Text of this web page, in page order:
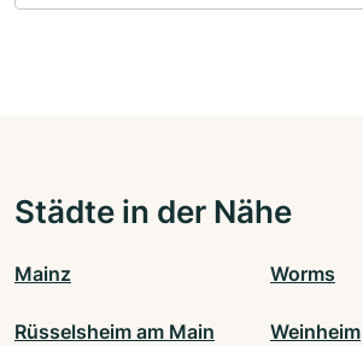
Städte in der Nähe
Mainz Worms
Rüsselsheim am Main Weinheim